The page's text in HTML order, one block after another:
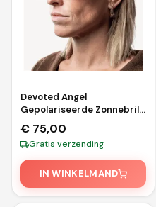
Devoted Angel
Gepolariseerde Zonnebril
– Brown Tortoise
€ 75,00
Gratis verzending
IN WINKELMAND